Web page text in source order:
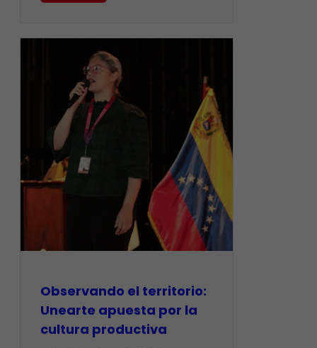
Observando el territorio:
Unearte apuesta por la
cultura productiva